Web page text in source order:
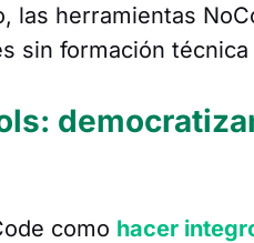
las herramientas
sin formación
como hacer